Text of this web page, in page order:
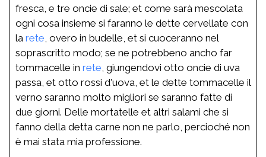
fresca, e tre oncie di sale; et come sarà mescolata
ogni cosa insieme si faranno le dette cervellate con
la rete , overo in budelle, et si cuoceranno nel
soprascritto modo; se ne potrebbeno ancho far
tommacelle in rete , giungendovi otto oncie di uva
passa, et otto rossi d'uova, et le dette tommacelle il
verno saranno molto migliori se saranno fatte di
due giorni. Delle mortatelle et altri salami che si
fanno della detta carne non ne parlo, percioché non
è mai stata mia professione.